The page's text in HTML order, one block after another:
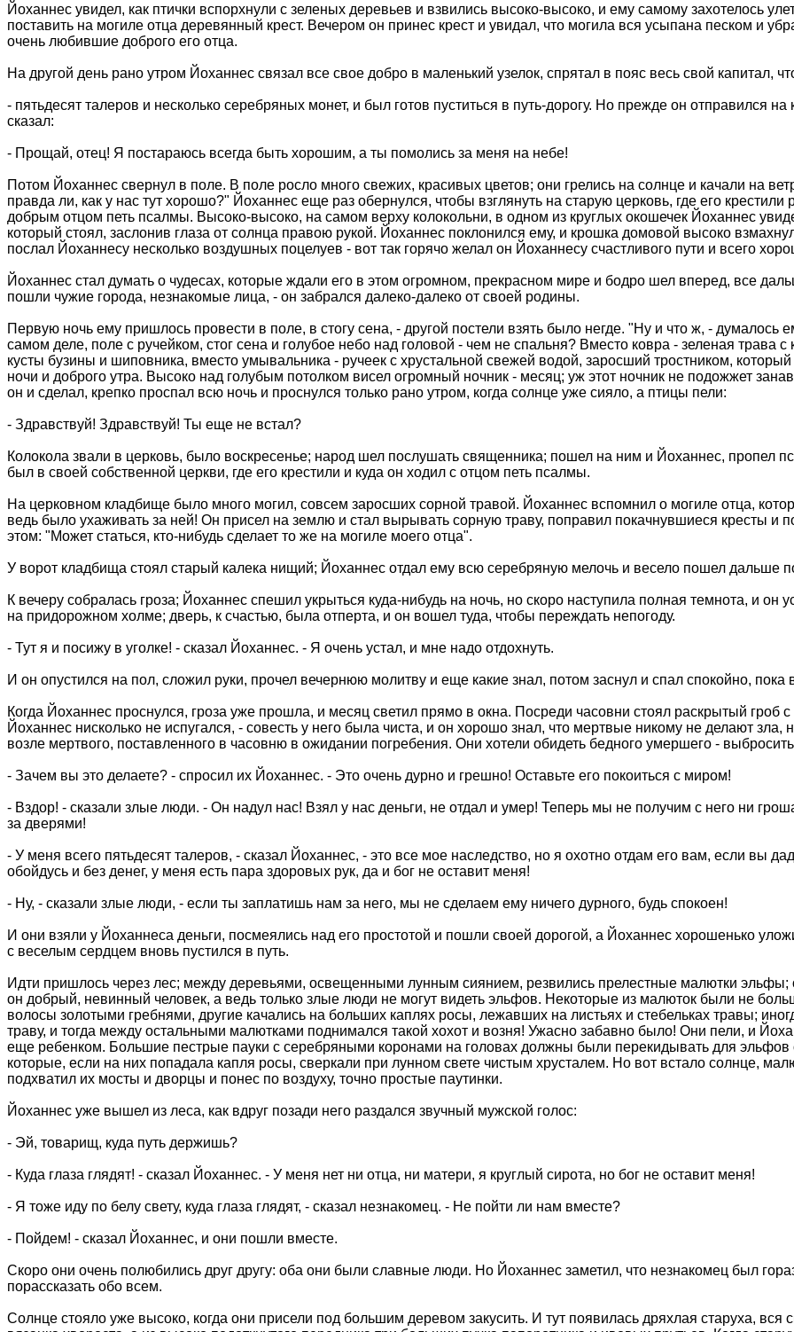
Йоханнес увидел, как птички вспорхнули с зеленых деревьев и взвились высоко-высоко, и ему самому захотелось
поставить на могиле отца деревянный крест. Вечером он принес крест и увидал, что могила вся усыпана песком и
очень любившие доброго его отца.
На другой день рано утром Йоханнес связал все свое добро в маленький узелок, спрятал в пояс весь свой капитал,
- пятьдесят талеров и несколько серебряных монет, и был готов пуститься в путь-дорогу. Но прежде он отправился
сказал:
- Прощай, отец! Я постараюсь всегда быть хорошим, а ты помолись за меня на небе!
Потом Йоханнес свернул в поле. В поле росло много свежих, красивых цветов; они грелись на солнце и качали на
правда ли, как у нас тут хорошо?" Йоханнес еще раз обернулся, чтобы взглянуть на старую церковь, где его
добрым отцом петь псалмы. Высоко-высоко, на самом верху колокольни, в одном из круглых окошечек Йоханнес
который стоял, заслонив глаза от солнца правою рукой. Йоханнес поклонился ему, и крошка домовой высоко
послал Йоханнесу несколько воздушных поцелуев - вот так горячо желал он Йоханнесу счастливого пути и всего
Йоханнес стал думать о чудесах, которые ждали его в этом огромном, прекрасном мире и бодро шел вперед, все
пошли чужие города, незнакомые лица, - он забрался далеко-далеко от своей родины.
Первую ночь ему пришлось провести в поле, в стогу сена, - другой постели взять было негде. "Ну и что ж, - думалось
самом деле, поле с ручейком, стог сена и голубое небо над головой - чем не спальня? Вместо ковра - зеленая трава
кусты бузины и шиповника, вместо умывальника - ручеек с хрустальной свежей водой, заросший тростником,
ночи и доброго утра. Высоко над голубым потолком висел огромный ночник - месяц; уж этот ночник не подожжет
он и сделал, крепко проспал всю ночь и проснулся только рано утром, когда солнце уже сияло, а птицы пели:
- Здравствуй! Здравствуй! Ты еще не встал?
Колокола звали в церковь, было воскресенье; народ шел послушать священника; пошел на ним и Йоханнес, пропел
был в своей собственной церкви, где его крестили и куда он ходил с отцом петь псалмы.
На церковном кладбище было много могил, совсем заросших сорной травой. Йоханнес вспомнил о могиле отца,
ведь было ухаживать за ней! Он присел на землю и стал вырывать сорную траву, поправил покачнувшиеся кресты и
этом: "Может статься, кто-нибудь сделает то же на могиле моего отца".
У ворот кладбища стоял старый калека нищий; Йоханнес отдал ему всю серебряную мелочь и весело пошел дальше
К вечеру собралась гроза; Йоханнес спешил укрыться куда-нибудь на ночь, но скоро наступила полная темнота, и
на придорожном холме; дверь, к счастью, была отперта, и он вошел туда, чтобы переждать непогоду.
- Тут я и посижу в уголке! - сказал Йоханнес. - Я очень устал, и мне надо отдохнуть.
И он опустился на пол, сложил руки, прочел вечернюю молитву и еще какие знал, потом заснул и спал спокойно, пока
Когда Йоханнес проснулся, гроза уже прошла, и месяц светил прямо в окна. Посреди часовни стоял раскрытый гроб
Йоханнес нисколько не испугался, - совесть у него была чиста, и он хорошо знал, что мертвые никому не делают
возле мертвого, поставленного в часовню в ожидании погребения. Они хотели обидеть бедного умершего - выбросить
- Зачем вы это делаете? - спросил их Йоханнес. - Это очень дурно и грешно! Оставьте его покоиться с миром!
- Вздор! - сказали злые люди. - Он надул нас! Взял у нас деньги, не отдал и умер! Теперь мы не получим с него ни
за дверями!
- У меня всего пятьдесят талеров, - сказал Йоханнес, - это все мое наследство, но я охотно отдам его вам, если вы
обойдусь и без денег, у меня есть пара здоровых рук, да и бог не оставит меня!
- Ну, - сказали злые люди, - если ты заплатишь нам за него, мы не сделаем ему ничего дурного, будь спокоен!
И они взяли у Йоханнеса деньги, посмеялись над его простотой и пошли своей дорогой, а Йоханнес хорошенько
с веселым сердцем вновь пустился в путь.
Идти пришлось через лес; между деревьями, освещенными лунным сиянием, резвились прелестные малютки эльфы;
он добрый, невинный человек, а ведь только злые люди не могут видеть эльфов. Некоторые из малюток были не
волосы золотыми гребнями, другие качались на больших каплях росы, лежавших на листьях и стебельках травы;
траву, и тогда между остальными малютками поднимался такой хохот и возня! Ужасно забавно было! Они пели, и
еще ребенком. Большие пестрые пауки с серебряными коронами на головах должны были перекидывать для эльфов
которые, если на них попадала капля росы, сверкали при лунном свете чистым хрусталем. Но вот встало солнце,
подхватил их мосты и дворцы и понес по воздуху, точно простые паутинки.
Йоханнес уже вышел из леса, как вдруг позади него раздался звучный мужской голос:
- Эй, товарищ, куда путь держишь?
- Куда глаза глядят! - сказал Йоханнес. - У меня нет ни отца, ни матери, я круглый сирота, но бог не оставит меня!
- Я тоже иду по белу свету, куда глаза глядят, - сказал незнакомец. - Не пойти ли нам вместе?
- Пойдем! - сказал Йоханнес, и они пошли вместе.
Скоро они очень полюбились друг другу: оба они были славные люди. Но Йоханнес заметил, что незнакомец был
порассказать обо всем.
Солнце стояло уже высоко, когда они присели под большим деревом закусить. И тут появилась дряхлая старуха, вся